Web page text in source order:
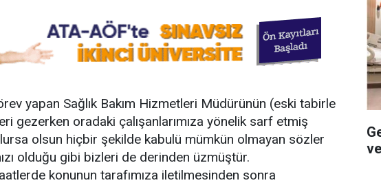
yapan Sağlık Bakım Hizmetleri Müdürünün (eski tabirle
gezerken oradaki çalışanlarımıza yönelik sarf etmiş
olsun hiçbir şekilde kabulü mümkün olmayan sözler
olduğu gibi bizleri de derinden üzmüştür.
konunun tarafımıza iletilmesinden sonra